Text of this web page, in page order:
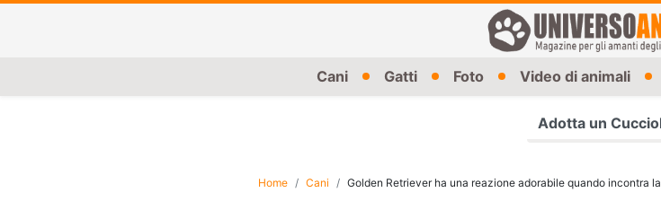
Cani Gatti Foto Video di animali
Adotta un
Home Cani Golden Retriever ha una reazione adorabile quando incontra